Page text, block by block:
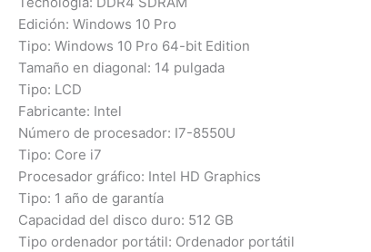
Edición: Windows 10 Pro
Tipo: Windows 10 Pro 64-bit Edition
Tamaño en diagonal: 14 pulgada
Tipo: LCD
Fabricante: Intel
Número de procesador: I7-8550U
Tipo: Core i7
Procesador gráfico: Intel HD Graphics
Tipo: 1 año de garantía
Capacidad del disco duro: 512 GB
Tipo ordenador portátil: Ordenador portátil